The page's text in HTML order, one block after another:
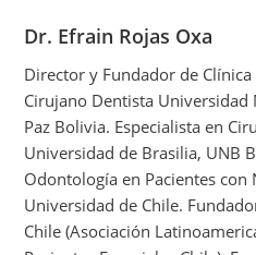
Dr. Efrain Rojas Oxa
Director y Fundador de
Cirujano Dentista Universidad
Paz Bolivia. Especialista en
Universidad de Brasilia, UNB
Odontología en Pacientes con
Universidad de Chile.
Chile (Asociación